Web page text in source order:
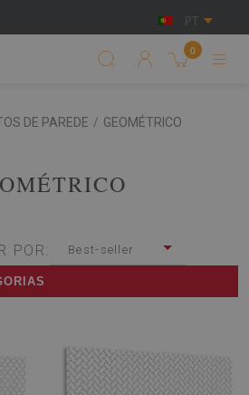
PT
0
DE PAREDE / GEOMÉTRICO
POR: Best-seller